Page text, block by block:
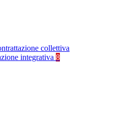
collettiva
integrativa 8